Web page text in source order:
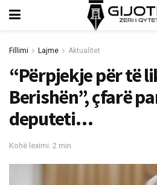
Fillimi Lajme Aktualitet
“Përpjekje për të
Berishën”, çfarë
deputeti…
Kohë leximi: 2 min